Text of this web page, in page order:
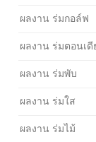
ผลงาน ร่มกอล์ฟ
ผลงาน ร่มตอนเดี
ผลงาน ร่มพับ
ผลงาน ร่มใส
ผลงาน ร่มไม้